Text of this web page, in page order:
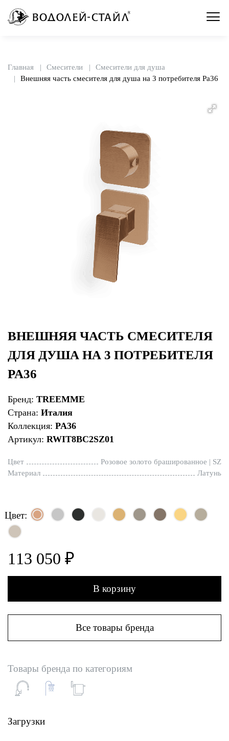
Главная Смесители
Смесители для душа
Внешняя часть смесителя для душа на 3 потребителя Pa36
ВНЕШНЯЯ ЧАСТЬ СМЕСИТЕЛЯ
ДЛЯ ДУША НА 3 ПОТРЕБИТЕЛЯ
PA36
Бренд: TREEMME
Страна: Италия
Коллекция: PA36
Артикул: RWIT8BC2SZ01
Цвет
Розовое золото брашированное | SZ
Материал
Латунь
Цвет:
113 050 ₽
В корзину
Все товары бренда
Товары бренда по категориям
Загрузки